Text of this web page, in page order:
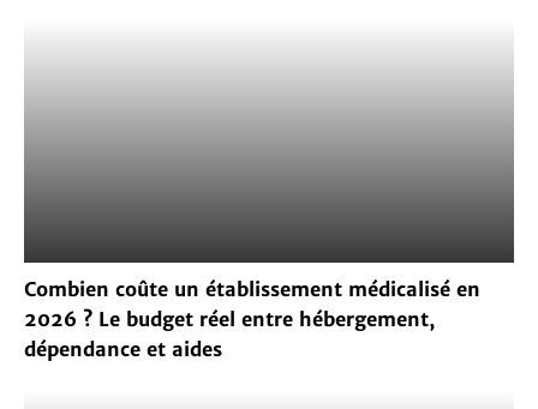
Combien coûte un établissement médicalisé en
2026 ? Le budget réel entre hébergement,
dépendance et aides